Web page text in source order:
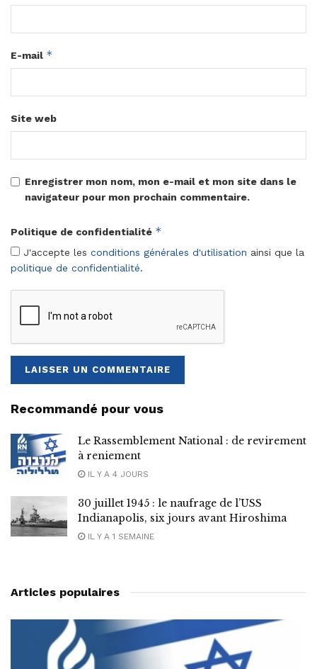
E-mail *
Site web
Enregistrer mon nom, mon e-mail et mon site dans le
navigateur pour mon prochain commentaire.
Politique de confidentialité *
J'accepte les conditions générales d'utilisation ainsi que la
politique de confidentialité.
Recommandé pour vous
Le Rassemblement National : de revirement
à reniement
IL Y A 4 JOURS
30 juillet 1945 : le naufrage de l’USS
Indianapolis, six jours avant Hiroshima
IL Y A 1 SEMAINE
Articles populaires